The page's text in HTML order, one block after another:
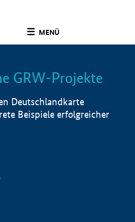
MENÜ
Info
GRW-Projekte
Deutschlandkarte
Beispiele erfolgreicher